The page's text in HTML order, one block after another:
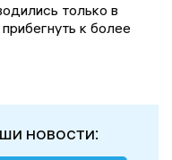
только в
к более
новости: